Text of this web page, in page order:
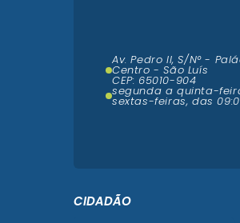
CIDADÃO
Av. Pedro II, S/N° -
Centro - São Luís
CEP: 65010-904
segunda a quinta-
sextas-feiras, das